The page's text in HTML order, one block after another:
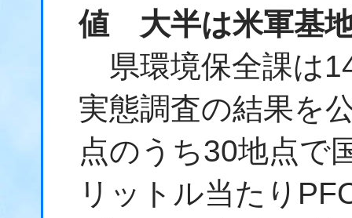
値 大半は米軍基
県環境保全課は
実態調査の結果を
点のうち30地点で
リットル当たり